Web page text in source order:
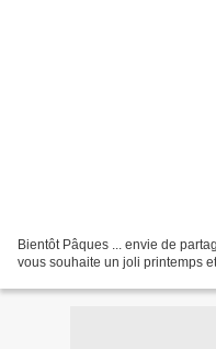
Bientôt Pâques ... envie de
vous souhaite un joli printemps